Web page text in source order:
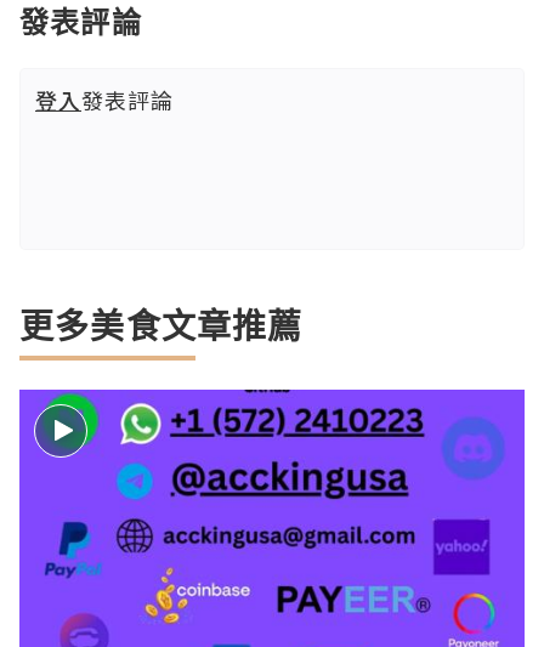
發表評論
登入發表評論
更多美食文章推薦